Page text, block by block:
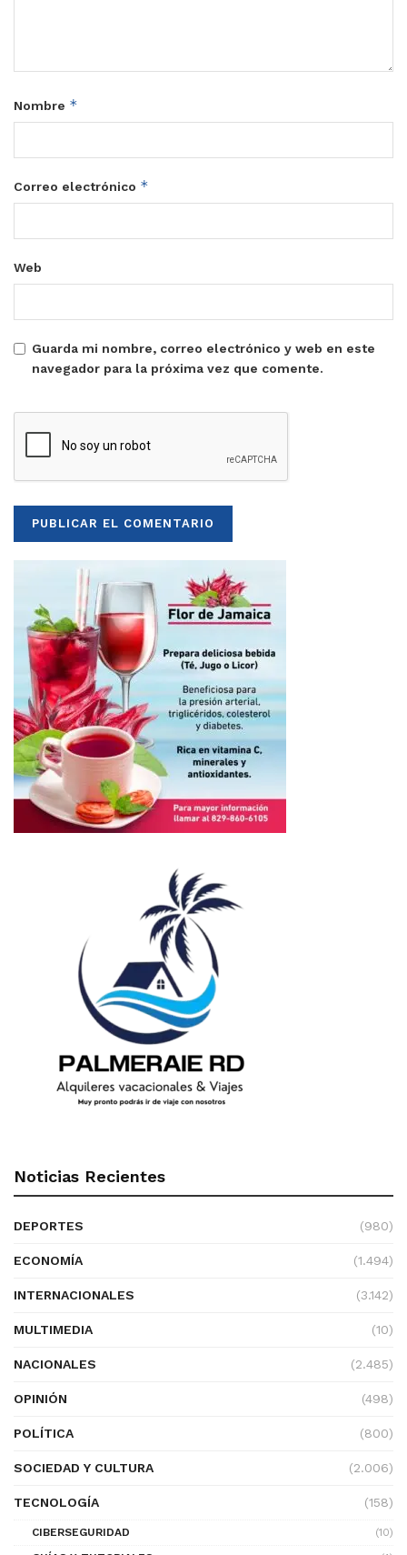
Nombre *
Correo electrónico *
Web
Guarda mi nombre, correo electrónico y web en este
navegador para la próxima vez que comente.
Noticias Recientes
DEPORTES (980)
ECONOMÍA (1.494)
INTERNACIONALES (3.142)
MULTIMEDIA (10)
NACIONALES (2.485)
OPINIÓN (498)
POLÍTICA (800)
SOCIEDAD Y CULTURA (2.006)
TECNOLOGÍA (158)
CIBERSEGURIDAD
(10)